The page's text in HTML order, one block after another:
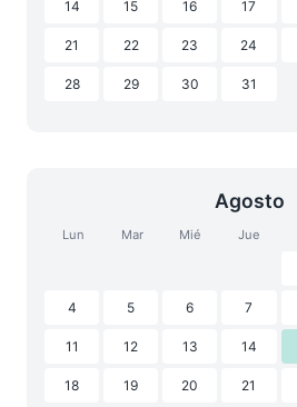
14 15 16 17
21 22 23 24
28 29 30 31
Agosto
Lun Mar Mié Jue
4 5 6 7
11 12 13 14
18 19 20 21